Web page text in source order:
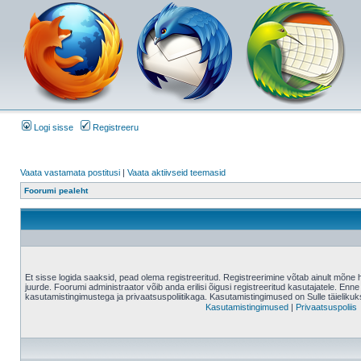
Logi sisse Registreeru
Vaata vastamata postitusi | Vaata aktiivseid teemasid
Foorumi pealeht
Et sisse logida saaksid, pead olema registreeritud. Registreerimine võtab ainult mõne
juurde. Foorumi administraator võib anda erilisi õigusi registreeritud kasutajatele.
kasutamistingimustega ja privaatsuspoliitikaga. Kasutamistingimused on Sulle
Kasutamistingimused| Privaatsuspoliis